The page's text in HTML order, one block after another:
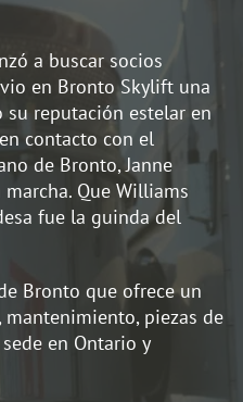
a buscar socios
en Bronto Skylift una
su reputación estelar en
contacto con el
de Bronto, Janne
Que Williams
fue la guinda del
Bronto que ofrece un
piezas de
en Ontario y